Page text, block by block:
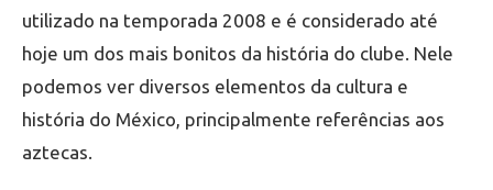
utilizado na temporada 2008 e é considerado até
hoje um dos mais bonitos da história do clube. Nele
podemos ver diversos elementos da cultura e
história do México, principalmente referências aos
aztecas.